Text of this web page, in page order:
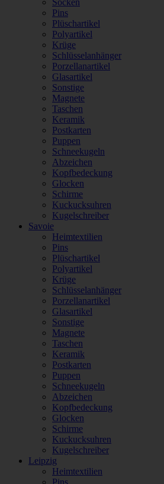
Socken
Pins
Plüschartikel
Polyartikel
Krüge
Schlüsselanhänger
Porzellanartikel
Glasartikel
Sonstige
Magnete
Taschen
Keramik
Postkarten
Puppen
Schneekugeln
Abzeichen
Kopfbedeckung
Glocken
Schirme
Kuckucksuhren
Kugelschreiber
Savoie
Heimtextilien
Pins
Plüschartikel
Polyartikel
Krüge
Schlüsselanhänger
Porzellanartikel
Glasartikel
Sonstige
Magnete
Taschen
Keramik
Postkarten
Puppen
Schneekugeln
Abzeichen
Kopfbedeckung
Glocken
Schirme
Kuckucksuhren
Kugelschreiber
Leipzig
Heimtextilien
Pins